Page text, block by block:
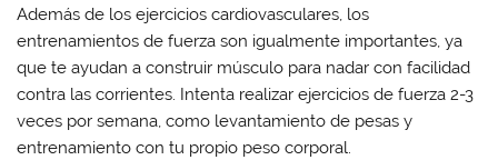
Además de los ejercicios cardiovasculares, los
entrenamientos de fuerza son igualmente importantes, ya
que te ayudan a construir músculo para nadar con facilidad
contra las corrientes. Intenta realizar ejercicios de fuerza 2-3
veces por semana, como levantamiento de pesas y
entrenamiento con tu propio peso corporal.